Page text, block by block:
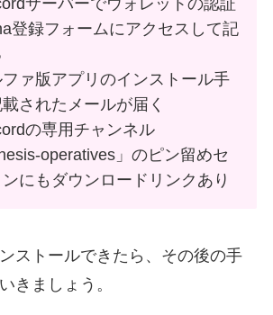
サーバーでウォレットの認証
登録フォームにアクセスして記
ファ版アプリのインストール手
されたメールが届く
の専用チャンネル
operatives」のピン留めセ
にもダウンロードリンクあり
ストールできたら、その後の手
きましょう。